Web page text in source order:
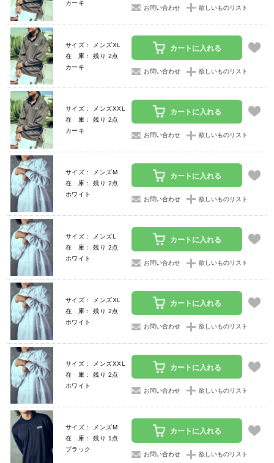
カーキ
お問い合わせ 欲しいものリスト
サイズ： メンズXL
在 庫： 残り 2点
カーキ
カートに入れる
お問い合わせ 欲しいものリスト
サイズ： メンズXXL
在 庫： 残り 2点
カーキ
カートに入れる
お問い合わせ 欲しいものリスト
サイズ： メンズM
在 庫： 残り 2点
ホワイト
カートに入れる
お問い合わせ 欲しいものリスト
サイズ： メンズL
在 庫： 残り 2点
ホワイト
カートに入れる
お問い合わせ 欲しいものリスト
サイズ： メンズXL
在 庫： 残り 2点
ホワイト
カートに入れる
お問い合わせ 欲しいものリスト
サイズ： メンズXXL
在 庫： 残り 2点
ホワイト
カートに入れる
お問い合わせ 欲しいものリスト
サイズ： メンズM
在 庫： 残り 1点
ブラック
カートに入れる
お問い合わせ 欲しいものリスト